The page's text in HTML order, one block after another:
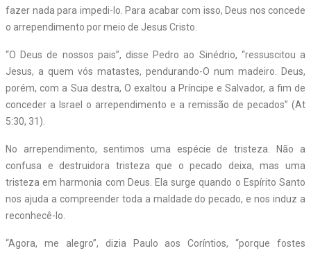
fazer nada para impedi-lo. Para acabar com isso, Deus nos concede
o arrependimento por meio de Jesus Cristo.
“O Deus de nossos pais”, disse Pedro ao Sinédrio, “ressuscitou a
Jesus, a quem vós matastes, pendurando-O num madeiro. Deus,
porém, com a Sua destra, O exaltou a Príncipe e Salvador, a fim de
conceder a Israel o arrependimento e a remissão de pecados” (At
5:30, 31).
No arrependimento, sentimos uma espécie de tristeza. Não a
confusa e destruidora tristeza que o pecado deixa, mas uma
tristeza em harmonia com Deus. Ela surge quando o Espírito Santo
nos ajuda a compreender toda a maldade do pecado, e nos induz a
reconhecê-lo.
“Agora, me alegro”, dizia Paulo aos Coríntios, “porque fostes